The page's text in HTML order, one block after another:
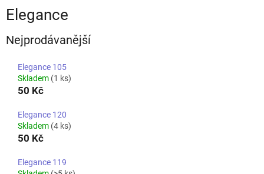
Elegance
Nejprodávanější
Elegance 105
Skladem (1 ks)
50 Kč
Elegance 120
Skladem (4 ks)
50 Kč
Elegance 119